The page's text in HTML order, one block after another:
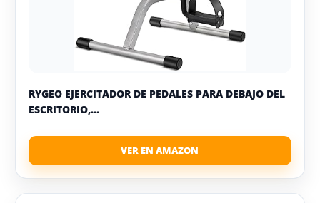
RYGEO EJERCITADOR DE PEDALES PARA DEBAJO DEL
ESCRITORIO,...